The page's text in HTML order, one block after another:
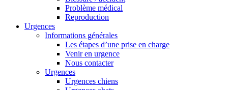
Problème médical
Reproduction
Urgences
Informations générales
Les étapes d’une prise en charge
Venir en urgence
Nous contacter
Urgences
Urgences chiens